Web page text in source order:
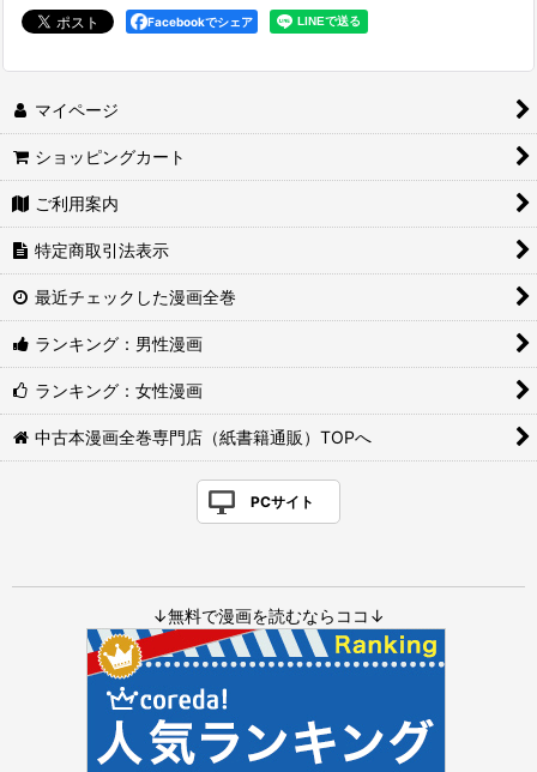
Facebookでシェア
マイページ
ショッピングカート
ご利用案内
特定商取引法表示
最近チェックした漫画全巻
ランキング：男性漫画
ランキング：女性漫画
中古本漫画全巻専門店（紙書籍通販）TOPへ
PCサイト
↓無料で漫画を読むならココ↓